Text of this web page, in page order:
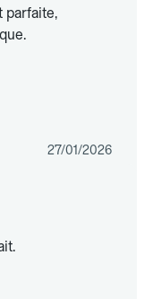
parfaite,
27/01/2026